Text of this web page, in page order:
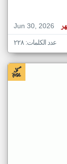
Jun 30, 2026
عدد الكلمات: ٢٢٨